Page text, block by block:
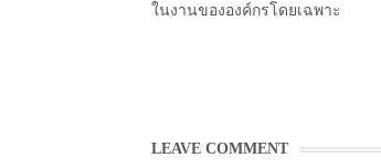
ในงานขององค์กรโดยเฉพาะ
LEAVE COMMENT